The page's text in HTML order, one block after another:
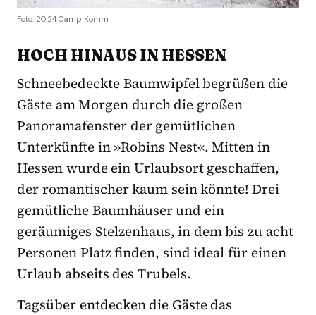
Foto: 2024 Camp Komm
HOCH HINAUS IN HESSEN
Schneebedeckte Baumwipfel begrüßen die
Gäste am Morgen durch die großen
Panoramafenster der gemütlichen
Unterkünfte in »Robins Nest«. Mitten in
Hessen wurde ein Urlaubsort geschaffen,
der romantischer kaum sein könnte! Drei
gemütliche Baumhäuser und ein
geräumiges Stelzenhaus, in dem bis zu acht
Personen Platz finden, sind ideal für einen
Urlaub abseits des Trubels.
Tagsüber entdecken die Gäste das